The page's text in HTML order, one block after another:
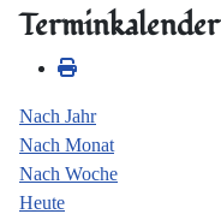
Terminkalender
Nach Jahr
Nach Monat
Nach Woche
Heute